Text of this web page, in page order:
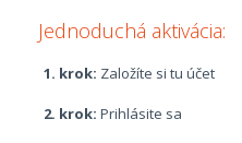
Jednoduchá aktivácia:
1. krok: Založíte si tu účet
2. krok: Prihlásite sa